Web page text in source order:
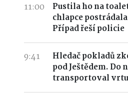
11:00
Pustila ho na
chlapce
Případ řeší policie
9:41
Hledač pokladů
pod Ještědem. Do
transportoval